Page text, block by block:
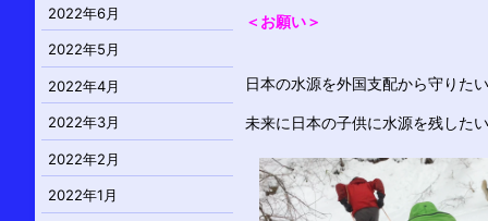
＜お願い＞
日本の水源を外国支配から守りた
未来に日本の子供に水源を残した
2022年6月
2022年5月
2022年4月
2022年3月
2022年2月
2022年1月